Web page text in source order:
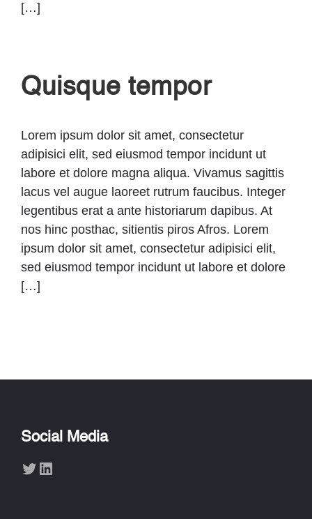
[…]
Quisque tempor
Lorem ipsum dolor sit amet, consectetur
adipisici elit, sed eiusmod tempor incidunt ut
labore et dolore magna aliqua. Vivamus sagittis
lacus vel augue laoreet rutrum faucibus. Integer
legentibus erat a ante historiarum dapibus. At
nos hinc posthac, sitientis piros Afros. Lorem
ipsum dolor sit amet, consectetur adipisici elit,
sed eiusmod tempor incidunt ut labore et dolore
[…]
Social Media
Twitter LinkedIn